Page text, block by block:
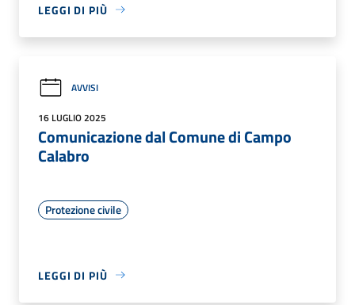
LEGGI DI PIÙ
AVVISI
16 LUGLIO 2025
Comunicazione dal Comune di Campo
Calabro
Protezione civile
LEGGI DI PIÙ